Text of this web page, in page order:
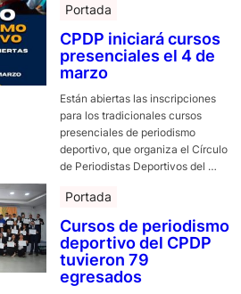
Portada
CPDP iniciará cursos
presenciales el 4 de
marzo
Están abiertas las inscripciones
para los tradicionales cursos
presenciales de periodismo
deportivo, que organiza el Círculo
de Periodistas Deportivos del …
Portada
Cursos de periodismo
deportivo del CPDP
tuvieron 79
egresados